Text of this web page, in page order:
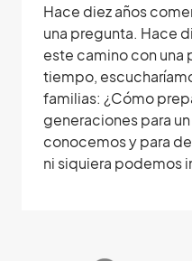
Hace diez años
una pregunta. Hace
este camino con una
tiempo,
familias: ¿Cómo
generaciones para
conocemos y para
ni siquiera podemos